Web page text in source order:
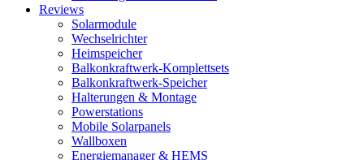
Reviews
Solarmodule
Wechselrichter
Heimspeicher
Balkonkraftwerk-Komplettsets
Balkonkraftwerk-Speicher
Halterungen & Montage
Powerstations
Mobile Solarpanels
Wallboxen
Energiemanager & HEMS